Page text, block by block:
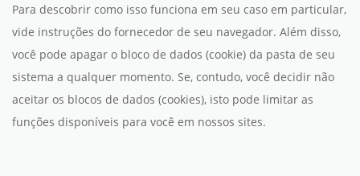
Para descobrir como isso funciona em seu caso em particular,
vide instruções do fornecedor de seu navegador. Além disso,
você pode apagar o bloco de dados (cookie) da pasta de seu
sistema a qualquer momento. Se, contudo, você decidir não
aceitar os blocos de dados (cookies), isto pode limitar as
funções disponíveis para você em nossos sites.